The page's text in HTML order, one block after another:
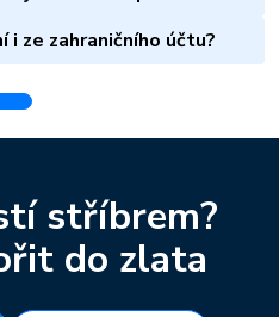
i ze zahraničního účtu?
stříbrem?
do zlata